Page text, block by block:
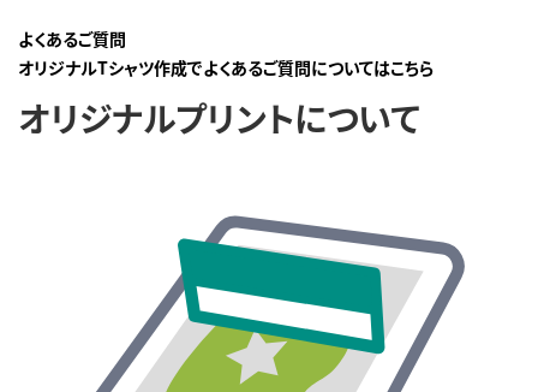
よくあるご質問
オリジナルTシャツ作成でよくあるご質問についてはこちら
オリジナルプリントについて